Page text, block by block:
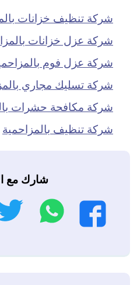
شركة تنظيف خزانات
شركة عزل خزانات
شركة عزل فوم
شركة تسليك مجاري
شركة مكافحة حشرات
شركة تنظيف بالمزاحمية
شارك مع
فيسبوك